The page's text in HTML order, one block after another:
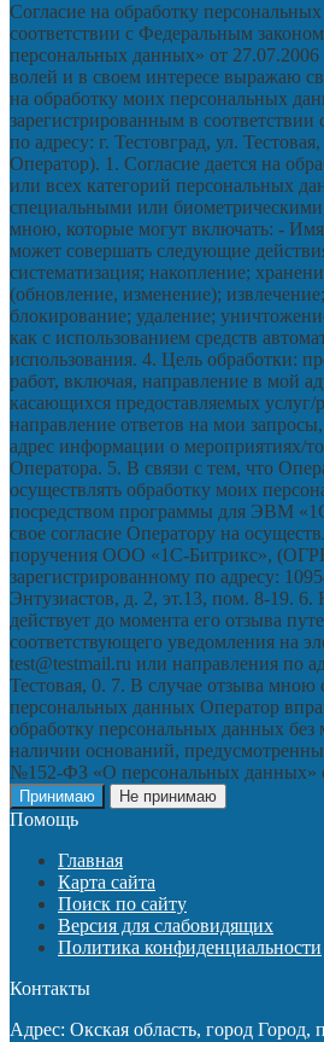
Согласие на обработку
соответствии с Федеральным
персональных данных» от 27.07.2006
волей и в своем интересе выражаю
на обработку моих персональных
зарегистрированным в соответствии
по адресу: г. Тестовград, ул.
Оператор). 1. Согласие дается на
или всех категорий персональных
специальными или
мною, которые могут включать: -
может совершать следующие
систематизация; накопление;
(обновление, изменение);
блокирование; удаление;
как с использованием средств
использования. 4. Цель обработки:
работ, включая, направление в мой
касающихся предоставляемых услуг/
направление ответов на мои
адрес информации о мероприятиях/
Оператора. 5. В связи с тем, что
осуществлять обработку моих
посредством программы для ЭВМ
свое согласие Оператору на
поручения ООО «1С-Битрикс»,
зарегистрированному по адресу:
Энтузиастов, д. 2, эт.13, пом. 8-19. 6.
действует до момента его отзыва
соответствующего уведомления на
test@testmail.ru или направления по
Тестовая, 0. 7. В случае отзыва мною
персональных данных Оператор
обработку персональных данных без
наличии оснований,
№152-ФЗ «О персональных данных»
Принимаю Не принимаю
Помощь
Главная
Карта сайта
Поиск по сайту
Версия для слабовидящих
Политика конфиденциальности
Контакты
Адрес: Окская область, город Город,